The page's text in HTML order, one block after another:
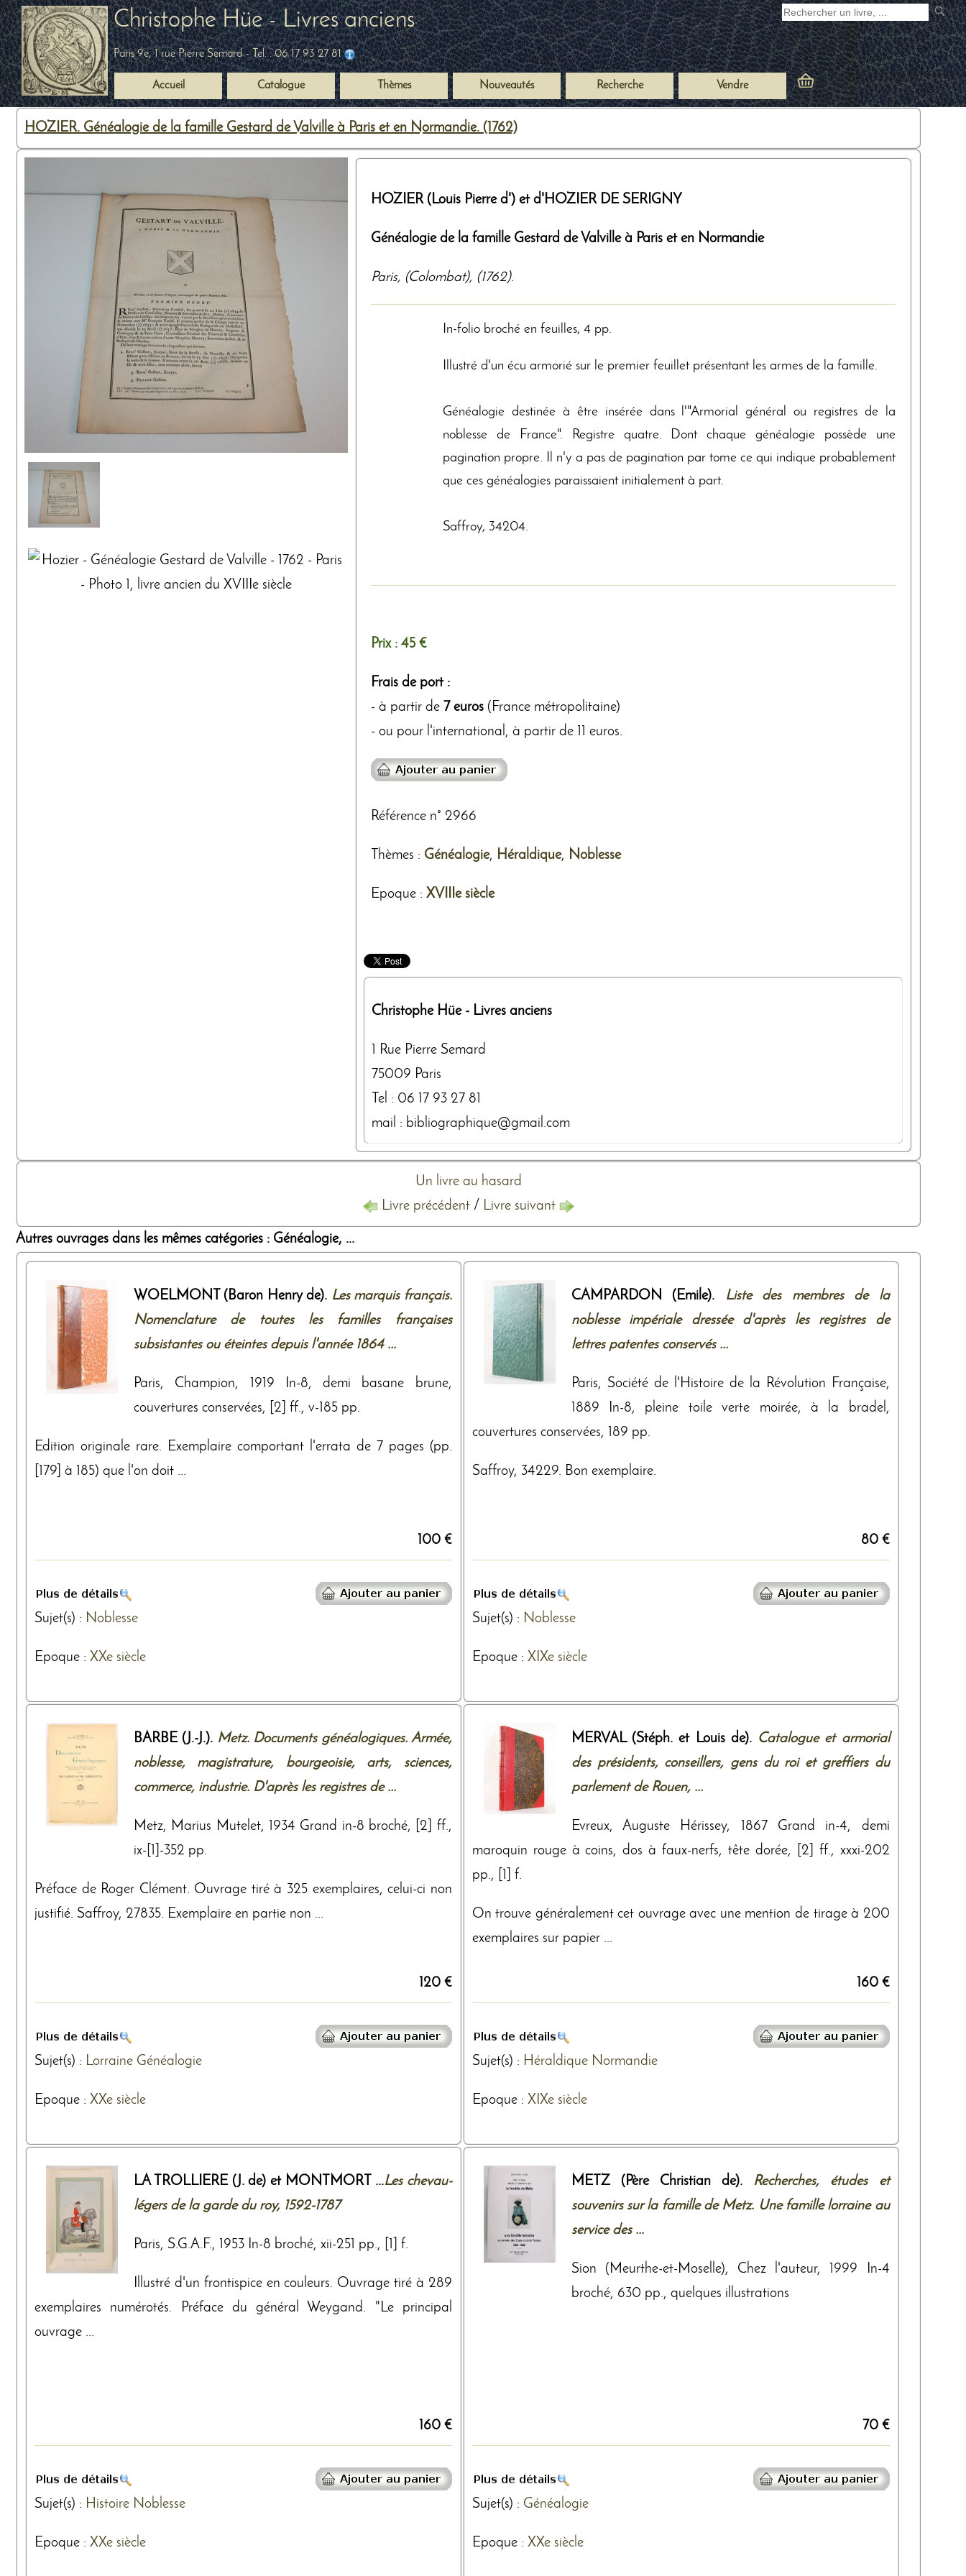
Christophe Hüe - Livres anciens
Paris 9e, 1 rue Pierre Semard- Tel. :06 17 93 27 81
Accueil Catalogue Thèmes Nouveautés Recherche Vendre
HOZIER. Généalogie de la famille Gestard de Valville à Paris et en Normandie. (1762)
HOZIER (Louis Pierre d') et d'HOZIER DE SERIGNY
Généalogie de la famille Gestard de Valville à Paris et en Normandie
Paris, (Colombat), (1762).
In-folio broché en feuilles, 4 pp.
Illustré d'un écu armorié sur le premier feuillet présentant les armes de la famille.
Généalogie destinée à être insérée dans l'"Armorial général ou registres de la
noblesse de France". Registre quatre. Dont chaque généalogie possède une
pagination propre. Il n'y a pas de pagination par tome ce qui indique probablement
que ces généalogies paraissaient initialement à part.
Saffroy, 34204.
Prix : 45 €
Frais de port :
- à partir de 7 euros (France métropolitaine)
- ou pour l'international, à partir de 11 euros.
Référence n° 2966
Thèmes : Généalogie, Héraldique, Noblesse
Epoque : XVIIIe siècle
Christophe Hüe- Livres anciens
1 Rue Pierre Semard
75009 Paris
Tel : 06 17 93 27 81
mail : bibliographique@gmail.com
Un livre au hasard
Livre précédent / Livre suivant
Autres ouvrages dans les mêmes catégories : Généalogie, ...
WOELMONT (Baron Henry de). Les marquis français.
Nomenclature de toutes les familles françaises
subsistantes ou éteintes depuis l'année 1864 ...
Paris, Champion, 1919 In-8, demi basane brune,
couvertures conservées, [2] ff., v-185 pp.
Edition originale rare. Exemplaire comportant l'errata de 7 pages (pp.
[179] à 185) que l'on doit ...
100 €
Sujet(s) : Noblesse
Epoque : XXe siècle
CAMPARDON (Emile).
Liste des membres de la
noblesse impériale dressée d'après les registres de
lettres patentes conservés ...
Paris, Société de l'Histoire de la Révolution Française,
1889 In-8, pleine toile verte moirée, à la bradel,
couvertures conservées, 189 pp.
Saffroy, 34229. Bon exemplaire.
80 €
Sujet(s) : Noblesse
Epoque : XIXe siècle
BARBE (J.-J.). Metz. Documents généalogiques. Armée,
noblesse, magistrature, bourgeoisie, arts, sciences,
commerce, industrie. D'après les registres de ...
Metz, Marius Mutelet, 1934 Grand in-8 broché, [2] ff.,
ix-[1]-352 pp.
Préface de Roger Clément. Ouvrage tiré à 325 exemplaires, celui-ci non
justifié. Saffroy, 27835. Exemplaire en partie non ...
120 €
Sujet(s) : Lorraine Généalogie
Epoque : XXe siècle
MERVAL (Stéph. et Louis de). Catalogue et armorial
des présidents, conseillers, gens du roi et greffiers du
parlement de Rouen, ...
Evreux, Auguste Hérissey, 1867 Grand in-4, demi
maroquin rouge à coins, dos à faux-nerfs, tête dorée, [2] ff., xxxi-202
pp., [1] f.
On trouve généralement cet ouvrage avec une mention de tirage à 200
exemplaires sur papier ...
160 €
Sujet(s) : Héraldique Normandie
Epoque : XIXe siècle
LA TROLLIERE (J. de) et MONTMORT ...Les chevau-
légers de la garde du roy, 1592-1787
Paris, S.G.A.F., 1953 In-8 broché, xii-251 pp., [1] f.
Illustré d'un frontispice en couleurs. Ouvrage tiré à 289
exemplaires numérotés. Préface du général Weygand. "Le principal
ouvrage ...
160 €
Sujet(s) : Histoire Noblesse
Epoque : XXe siècle
METZ (Père Christian de). Recherches, études et
souvenirs sur la famille de Metz. Une famille lorraine au
service des ...
Sion (Meurthe-et-Moselle), Chez l'auteur, 1999 In-4
broché, 630 pp., quelques illustrations
70 €
Sujet(s) : Généalogie
Epoque : XXe siècle